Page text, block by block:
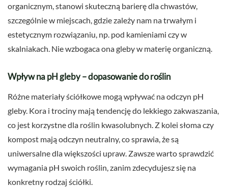
organicznym, stanowi skuteczną barierę dla chwastów,
szczególnie w miejscach, gdzie zależy nam na trwałym i
estetycznym rozwiązaniu, np. pod kamieniami czy w
skalniakach. Nie wzbogaca ona gleby w materię organiczną.
Wpływ na pH gleby – dopasowanie do roślin
Różne materiały ściółkowe mogą wpływać na odczyn pH
gleby. Kora i trociny mają tendencję do lekkiego zakwaszania,
co jest korzystne dla roślin kwasolubnych. Z kolei słoma czy
kompost mają odczyn neutralny, co sprawia, że są
uniwersalne dla większości upraw. Zawsze warto sprawdzić
wymagania pH swoich roślin, zanim zdecydujesz się na
konkretny rodzaj ściółki.